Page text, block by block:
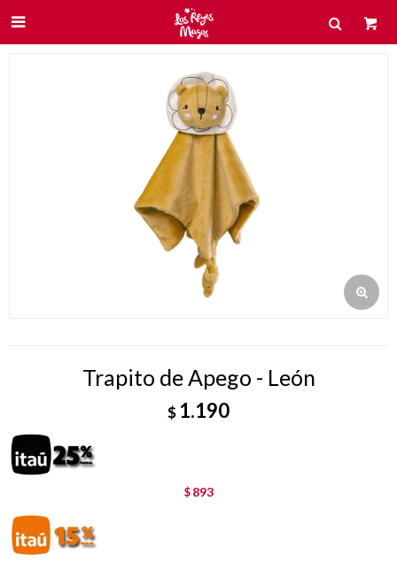

Trapito de Apego - León
$ 1.190
$ 893